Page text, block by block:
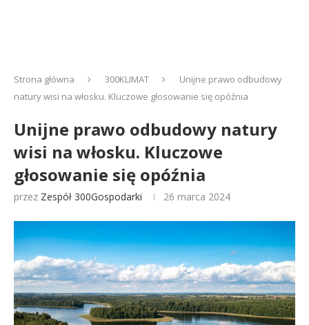
Strona główna 300KLIMAT
Unijne prawo odbudowy
natury wisi na włosku. Kluczowe głosowanie się opóźnia
Unijne prawo odbudowy natury
wisi na włosku. Kluczowe
głosowanie się opóźnia
przez Zespół 300Gospodarki 26 marca 2024